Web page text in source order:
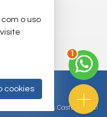
para imobiliárias: Castel Digital
1
o uso
cookies